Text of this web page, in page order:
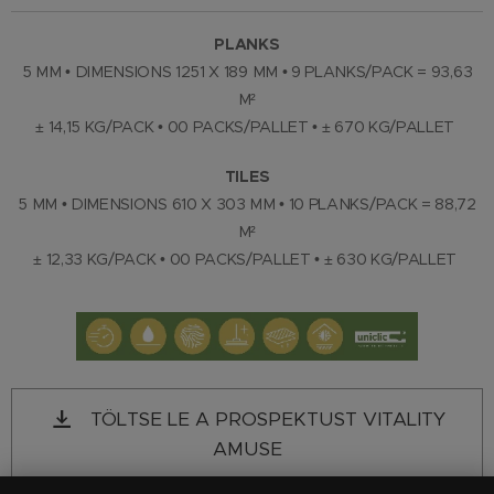
PLANKS
5 MM • DIMENSIONS 1251 X 189 MM • 9 PLANKS/PACK = 93,63
M²
± 14,15 KG/PACK • 00 PACKS/PALLET • ± 670 KG/PALLET
TILES
5 MM • DIMENSIONS 610 X 303 MM • 10 PLANKS/PACK = 88,72
M²
± 12,33 KG/PACK • 00 PACKS/PALLET • ± 630 KG/PALLET
TÖLTSE LE A PROSPEKTUST VITALITY
AMUSE